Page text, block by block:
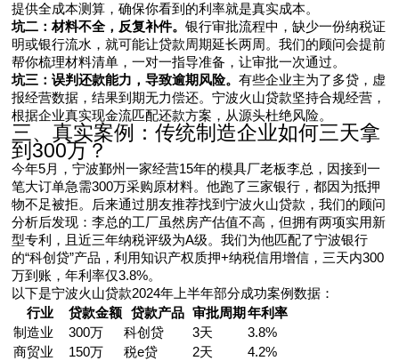
提供全成本测算，确保你看到的利率就是真实成本。
坑二：材料不全，反复补件。银行审批流程中，缺少一份纳税证
明或银行流水，就可能让贷款周期延长两周。我们的顾问会提前
帮你梳理材料清单，一对一指导准备，让审批一次通过。
坑三：误判还款能力，导致逾期风险。有些企业主为了多贷，虚
报经营数据，结果到期无力偿还。宁波火山贷款坚持合规经营，
根据企业真实现金流匹配还款方案，从源头杜绝风险。
三、真实案例：传统制造企业如何三天拿
到300万？
今年5月，宁波鄞州一家经营15年的模具厂老板李总，因接到一
笔大订单急需300万采购原材料。他跑了三家银行，都因为抵押
物不足被拒。后来通过朋友推荐找到宁波火山贷款，我们的顾问
分析后发现：李总的工厂虽然房产估值不高，但拥有两项实用新
型专利，且近三年纳税评级为A级。我们为他匹配了宁波银行
的“科创贷”产品，利用知识产权质押+纳税信用增信，三天内300
万到账，年利率仅3.8%。
以下是宁波火山贷款2024年上半年部分成功案例数据：
行业
贷款金额 贷款产品 审批周期 年利率
制造业
300万 科创贷 3天
3.8%
商贸业
150万 税e贷 2天
4.2%